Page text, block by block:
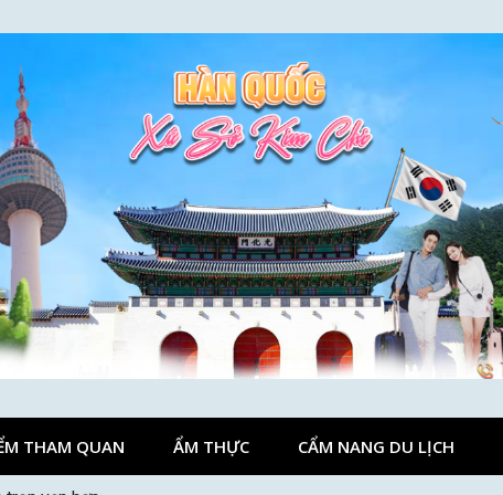
THAM QUAN ẨM THỰC CẨM NANG DU LỊCH